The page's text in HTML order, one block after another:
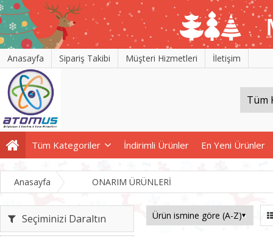
Anasayfa Sipariş Takibi Müşteri Hizmetleri İletişim
Tüm Kategoriler İndirimli Ürünler En Yeni Ürünler
Anasayfa ONARIM ÜRÜNLERİ
Seçiminizi Daraltın